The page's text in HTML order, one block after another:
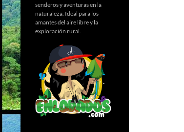
senderos y aventuras en la
naturaleza. Ideal para los
amantes del aire libre y la
exploración rural.